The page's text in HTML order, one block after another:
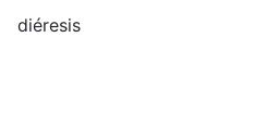
diéresis